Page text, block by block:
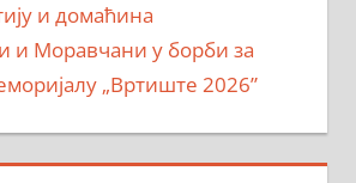
и домаћина
и Моравчани у борби за
„Вртиште 2026”